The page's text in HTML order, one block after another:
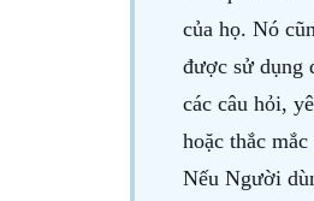
của họ. Nó
được sử dụng
các câu hỏi,
hoặc thắc mắc
Nếu Người